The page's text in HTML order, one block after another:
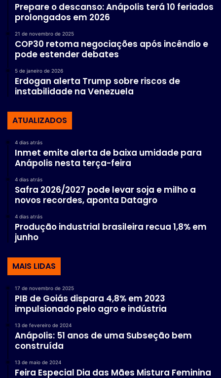
Prepare o descanso: Anápolis terá 10 feriados
prolongados em 2026
21 de novembro de 2025
COP30 retoma negociações após incêndio e
pode estender debates
5 de janeiro de 2026
Erdogan alerta Trump sobre riscos de
instabilidade na Venezuela
ATUALIZADOS
4 dias atrás
Inmet emite alerta de baixa umidade para
Anápolis nesta terça-feira
4 dias atrás
Safra 2026/2027 pode levar soja e milho a
novos recordes, aponta Datagro
4 dias atrás
Produção industrial brasileira recua 1,8% em
junho
MAIS LIDAS
17 de novembro de 2025
PIB de Goiás dispara 4,8% em 2023
impulsionado pelo agro e indústria
13 de fevereiro de 2024
Anápolis: 51 anos de uma Subseção bem
construída
13 de maio de 2024
Feira Especial Dia das Mães Mistura Feminina